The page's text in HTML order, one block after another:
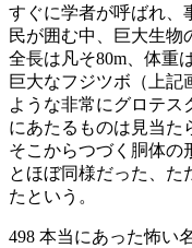
すぐに学者が呼ばれ、
民が囲む中、巨大生物
全長は凡そ80m、体重
巨大なフジツボ（上記
ような非常にグロテス
にあたるものは見当た
そこからつづく胴体の
とほぼ同様だった、た
たという。
498 本当にあった怖い